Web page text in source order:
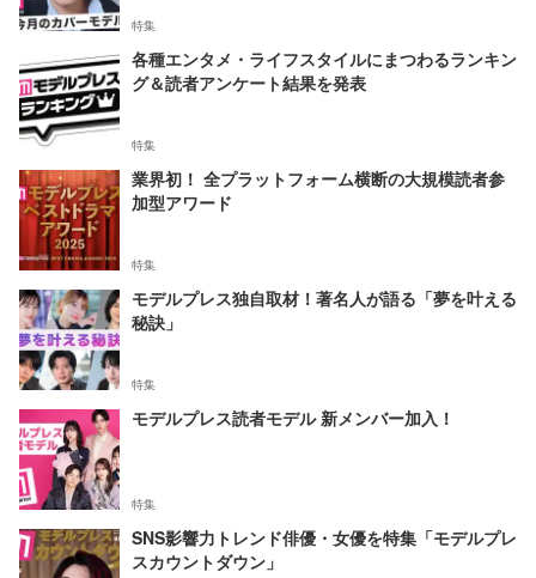
特集
各種エンタメ・ライフスタイルにまつわるランキン
グ＆読者アンケート結果を発表
特集
業界初！ 全プラットフォーム横断の大規模読者参
加型アワード
特集
モデルプレス独自取材！著名人が語る「夢を叶える
秘訣」
特集
モデルプレス読者モデル 新メンバー加入！
特集
SNS影響力トレンド俳優・女優を特集「モデルプレ
スカウントダウン」